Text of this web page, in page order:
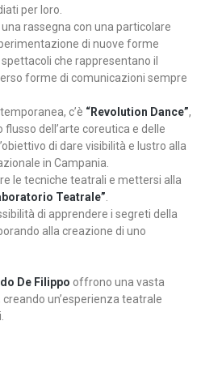
per loro.
rassegna con una particolare
di nuove forme
che rappresentano il
forme di comunicazioni sempre
c’è “Revolution Dance”,
dell’arte coreutica e delle
di dare visibilità e lustro alla
in Campania.
le tecniche teatrali e mettersi alla
Teatrale”
di apprendere i segreti della
alla creazione di uno
De Filippo offrono una vasta
un’esperienza teatrale